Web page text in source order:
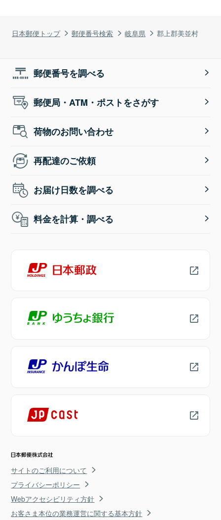
日本郵便トップ 郵便番号検索 岐阜県 郡上郡美並村
郵便番号を調べる
郵便局・ATM・ポストをさがす
荷物のお問い合わせ
再配達のご依頼
お届け日数を調べる
料金を計算・調べる
サイトのご利用について
プライバシーポリシー
Webアクセシビリティ方針
お客さま本位の業務運営に関する基本方針